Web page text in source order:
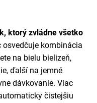
ktorý zvládne všetko
kombinácia
na bielu bielizeň,
ďalší na jemné
dávkovanie. Viac
čistejšiu